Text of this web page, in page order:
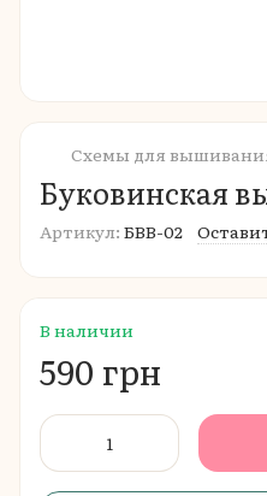
Схемы для
Буковинская
Артикул: БВВ-02
В наличии
590 грн